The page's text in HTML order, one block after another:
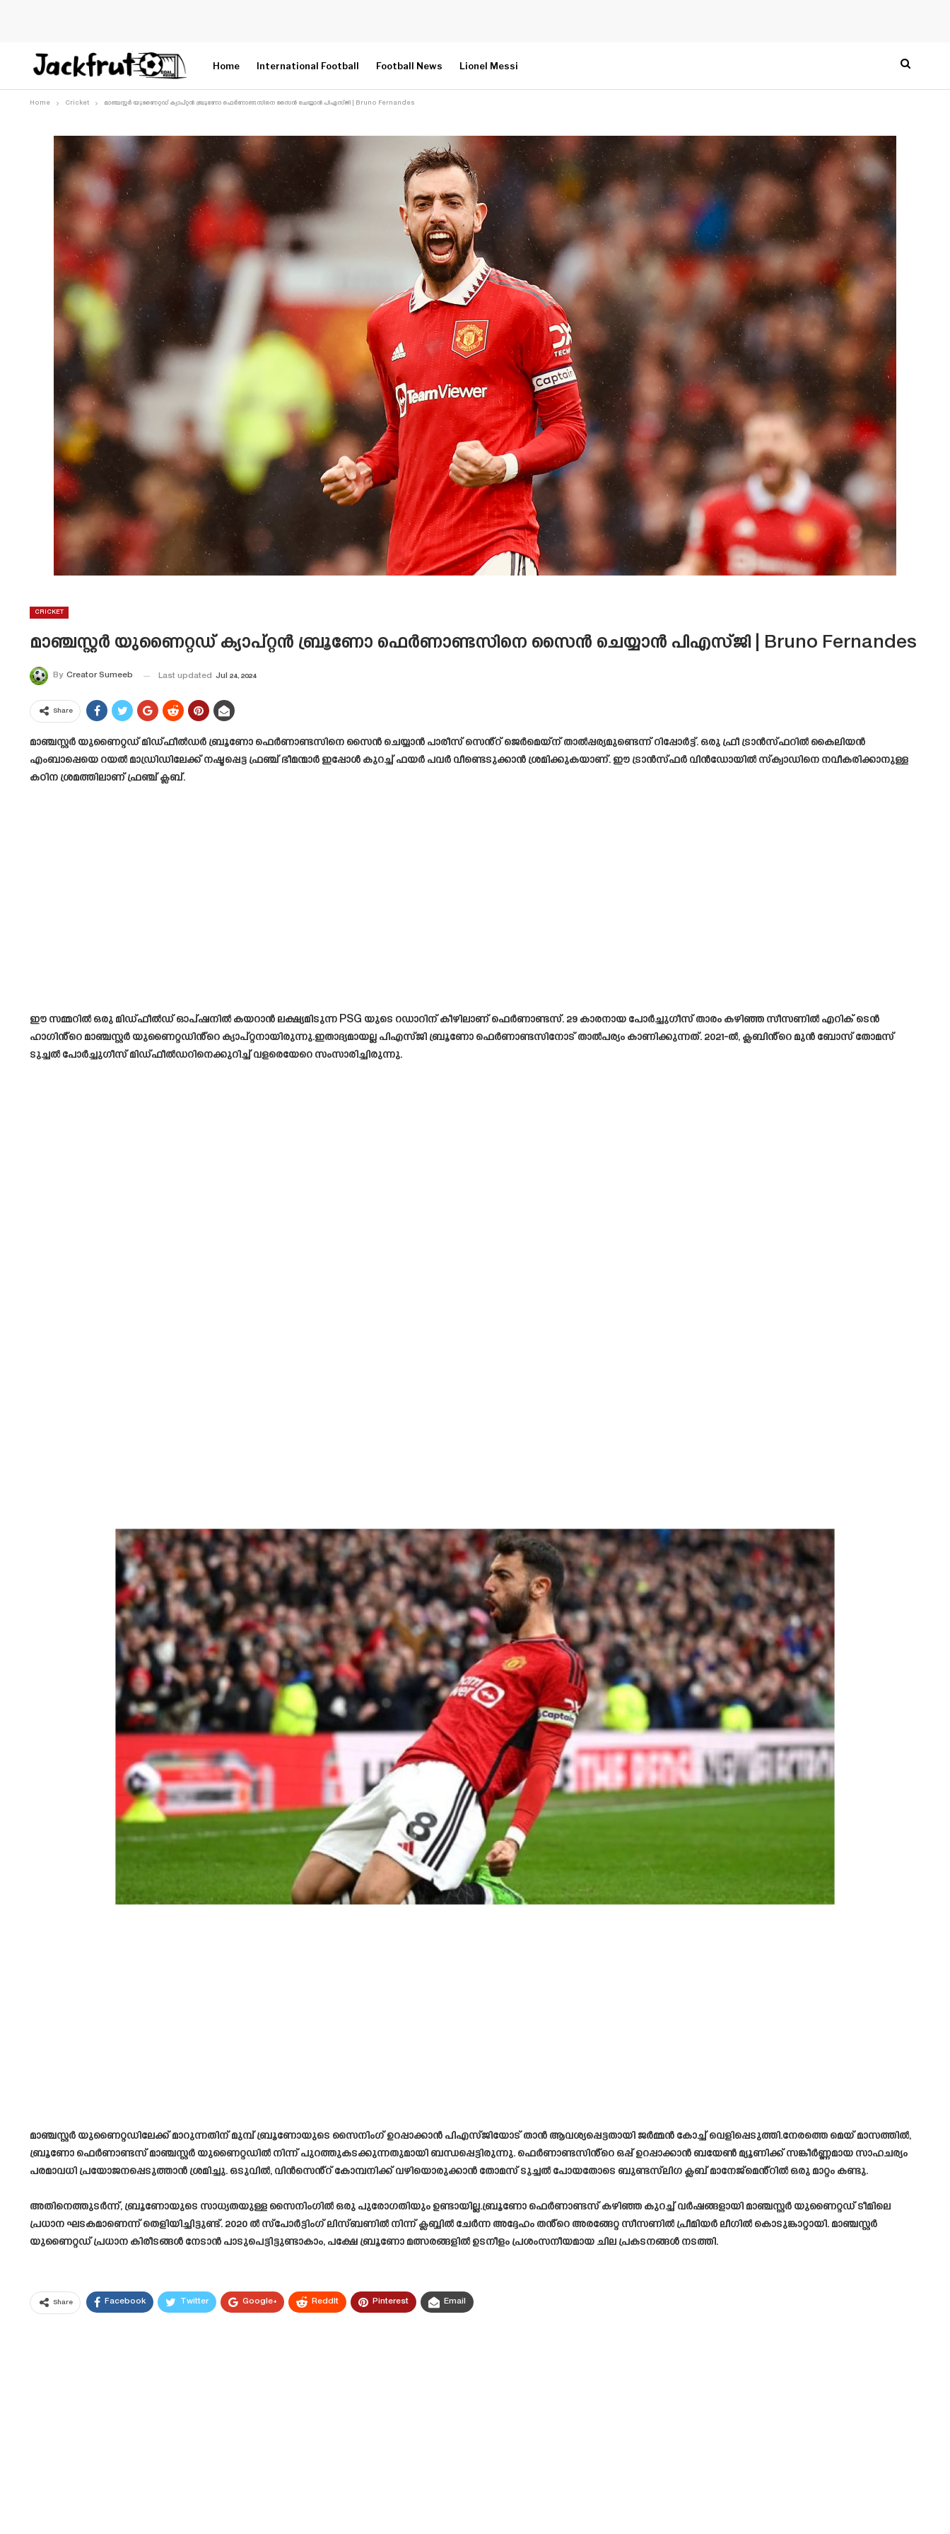
Home International Football Football News Lionel Messi
Home Cricket മാഞ്ചസ്റ്റർ യുണൈറ്റഡ് ക്യാപ്റ്റൻ ബ്രൂണോ ഫെർണാണ്ടസിനെ സൈൻ ചെയ്യാൻ പിഎസ്ജി | Bruno Fernandes
CRICKET
മാഞ്ചസ്റ്റർ യുണൈറ്റഡ് ക്യാപ്റ്റൻ ബ്രൂണോ ഫെർണാണ്ടസിനെ സൈൻ ചെയ്യാൻ പിഎസ്ജി | Bruno Fernandes
By Creator Sumeeb Last updated Jul 24, 2024
Share
മാഞ്ചസ്റ്റർ യുണൈറ്റഡ് മിഡ്ഫീൽഡർ ബ്രൂണോ ഫെർണാണ്ടസിനെ സൈൻ ചെയ്യാൻ പാരീസ് സെൻ്റ് ജെർമെയ്‌ന് താൽപ്പര്യമുണ്ടെന്ന് റിപ്പോർട്ട്. ഒരു ഫ്രീ ട്രാൻസ്ഫറിൽ കൈലിയൻ
എംബാപ്പെയെ റയൽ മാഡ്രിഡിലേക്ക് നഷ്ടപ്പെട്ട ഫ്രഞ്ച് ഭീമന്മാർ ഇപ്പോൾ കുറച്ച് ഫയർ പവർ വീണ്ടെടുക്കാൻ ശ്രമിക്കുകയാണ്. ഈ ട്രാൻസ്ഫർ വിൻഡോയിൽ സ്ക്വാഡിനെ നവീകരിക്കാനുള്ള
കഠിന ശ്രമത്തിലാണ് ഫ്രഞ്ച് ക്ലബ്.
ഈ സമ്മറിൽ ഒരു മിഡ്ഫീൽഡ് ഓപ്ഷനിൽ കയറാൻ ലക്ഷ്യമിടുന്ന PSG യുടെ റഡാറിന് കീഴിലാണ് ഫെർണാണ്ടസ്. 29 കാരനായ പോർച്ചുഗീസ് താരം കഴിഞ്ഞ സീസണിൽ എറിക് ടെൻ
ഹാഗിൻ്റെ മാഞ്ചസ്റ്റർ യുണൈറ്റഡിൻ്റെ ക്യാപ്റ്റനായിരുന്നു.ഇതാദ്യമായല്ല പിഎസ്ജി ബ്രൂണോ ഫെർണാണ്ടസിനോട് താൽപര്യം കാണിക്കുന്നത്. 2021-ൽ, ക്ലബിൻ്റെ മുൻ ബോസ് തോമസ്
ടുച്ചൽ പോർച്ചുഗീസ് മിഡ്ഫീൽഡറിനെക്കുറിച്ച് വളരെയേറെ സംസാരിച്ചിരുന്നു.
മാഞ്ചസ്റ്റർ യുണൈറ്റഡിലേക്ക് മാറുന്നതിന് മുമ്പ് ബ്രൂണോയുടെ സൈനിംഗ് ഉറപ്പാക്കാൻ പിഎസ്ജിയോട് താൻ ആവശ്യപ്പെട്ടതായി ജർമ്മൻ കോച്ച് വെളിപ്പെടുത്തി.നേരത്തെ മെയ് മാസത്തിൽ,
ബ്രൂണോ ഫെർണാണ്ടസ് മാഞ്ചസ്റ്റർ യുണൈറ്റഡിൽ നിന്ന് പുറത്തുകടക്കുന്നതുമായി ബന്ധപ്പെട്ടിരുന്നു. ഫെർണാണ്ടസിൻ്റെ ഒപ്പ് ഉറപ്പാക്കാൻ ബയേൺ മ്യൂണിക്ക് സങ്കീർണ്ണമായ സാഹചര്യം
പരമാവധി പ്രയോജനപ്പെടുത്താൻ ശ്രമിച്ചു. ഒടുവിൽ, വിൻസെൻ്റ് കോമ്പനിക്ക് വഴിയൊരുക്കാൻ തോമസ് ടുച്ചൽ പോയതോടെ ബുണ്ടസ്‌ലിഗ ക്ലബ് മാനേജ്‌മെൻ്റിൽ ഒരു മാറ്റം കണ്ടു.
അതിനെത്തുടർന്ന്, ബ്രൂണോയുടെ സാധ്യതയുള്ള സൈനിംഗിൽ ഒരു പുരോഗതിയും ഉണ്ടായില്ല.ബ്രൂണോ ഫെർണാണ്ടസ് കഴിഞ്ഞ കുറച്ച് വർഷങ്ങളായി മാഞ്ചസ്റ്റർ യുണൈറ്റഡ് ടീമിലെ
പ്രധാന ഘടകമാണെന്ന് തെളിയിച്ചിട്ടുണ്ട്. 2020 ൽ സ്‌പോർട്ടിംഗ് ലിസ്ബണിൽ നിന്ന് ക്ലബ്ബിൽ ചേർന്ന അദ്ദേഹം തൻ്റെ അരങ്ങേറ്റ സീസണിൽ പ്രീമിയർ ലീഗിൽ കൊടുങ്കാറ്റായി. മാഞ്ചസ്റ്റർ
യുണൈറ്റഡ് പ്രധാന കിരീടങ്ങൾ നേടാൻ പാടുപെട്ടിട്ടുണ്ടാകാം, പക്ഷേ ബ്രൂണോ മത്സരങ്ങളിൽ ഉടനീളം പ്രശംസനീയമായ ചില പ്രകടനങ്ങൾ നടത്തി.
Share Facebook Twitter Google+ ReddIt Pinterest Email